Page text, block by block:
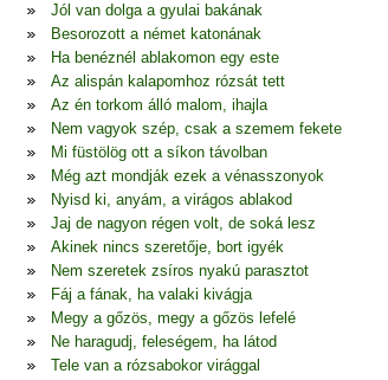
Jól van dolga a gyulai bakának
Besorozott a német katonának
Ha benéznél ablakomon egy este
Az alispán kalapomhoz rózsát tett
Az én torkom álló malom, ihajla
Nem vagyok szép, csak a szemem fekete
Mi füstölög ott a síkon távolban
Még azt mondják ezek a vénasszonyok
Nyisd ki, anyám, a virágos ablakod
Jaj de nagyon régen volt, de soká lesz
Akinek nincs szeretője, bort igyék
Nem szeretek zsíros nyakú parasztot
Fáj a fának, ha valaki kivágja
Megy a gőzös, megy a gőzös lefelé
Ne haragudj, feleségem, ha látod
Tele van a rózsabokor virággal